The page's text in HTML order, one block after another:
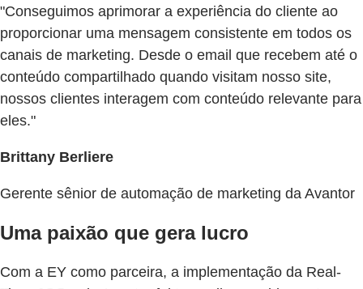
"Conseguimos aprimorar a experiência do cliente ao
proporcionar uma mensagem consistente em todos os
canais de marketing. Desde o email que recebem até o
conteúdo compartilhado quando visitam nosso site,
nossos clientes interagem com conteúdo relevante para
eles."
Brittany Berliere
Gerente sênior de automação de marketing da Avantor
Uma paixão que gera lucro
Com a EY como parceira, a implementação da Real-